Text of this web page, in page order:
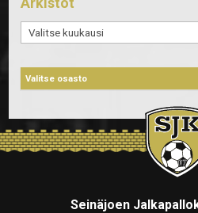
Arkistot
Seinäjoen